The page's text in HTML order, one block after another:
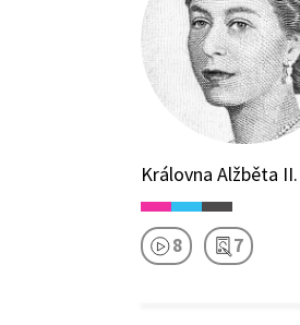
Královna Alžběta II.
8 7